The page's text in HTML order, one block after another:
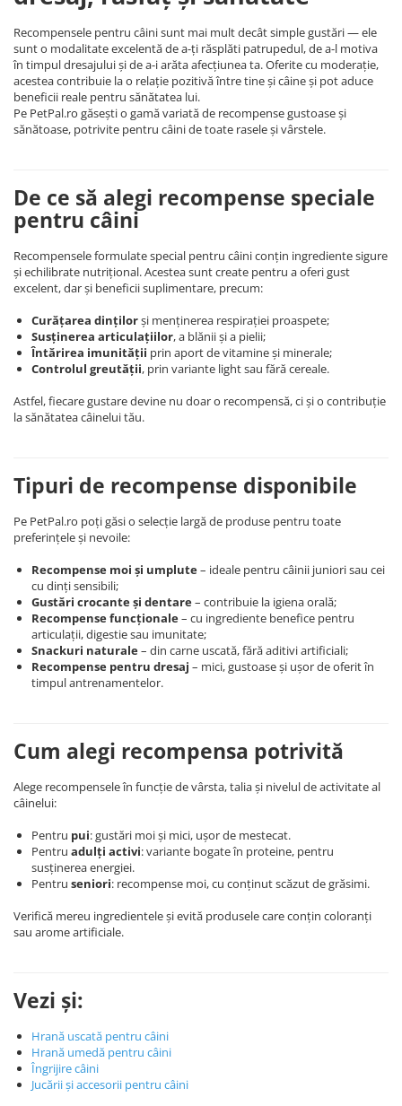
Recompensele pentru câini sunt mai mult decât simple gustări — ele
sunt o modalitate excelentă de a-ți răsplăti patrupedul, de a-l motiva
în timpul dresajului și de a-i arăta afecțiunea ta. Oferite cu moderație,
acestea contribuie la o relație pozitivă între tine și câine și pot aduce
beneficii reale pentru sănătatea lui.
Pe PetPal.ro găsești o gamă variată de recompense gustoase și
sănătoase, potrivite pentru câini de toate rasele și vârstele.
De ce să alegi recompense speciale
pentru câini
Recompensele formulate special pentru câini conțin ingrediente sigure
și echilibrate nutrițional. Acestea sunt create pentru a oferi gust
excelent, dar și beneficii suplimentare, precum:
Curățarea dințilorși menținerea respirației proaspete;
Susținerea articulațiilor, a blănii și a pielii;
Întărirea imunității prin aport de vitamine și minerale;
Controlul greutății, prin variante light sau fără cereale.
Astfel, fiecare gustare devine nu doar o recompensă, ci și o contribuție
la sănătatea câinelui tău.
Tipuri de recompense disponibile
Pe PetPal.ro poți găsi o selecție largă de produse pentru toate
preferințele și nevoile:
Recompense moi și umplute– ideale pentru câinii juniori sau cei
cu dinți sensibili;
Gustări crocante și dentare– contribuie la igiena orală;
Recompense funcționale– cu ingrediente benefice pentru
articulații, digestie sau imunitate;
Snackuri naturale– din carne uscată, fără aditivi artificiali;
Recompense pentru dresaj – mici, gustoase și ușor de oferit în
timpul antrenamentelor.
Cum alegi recompensa potrivită
Alege recompensele în funcție de vârsta, talia și nivelul de activitate al
câinelui:
Pentru pui: gustări moi și mici, ușor de mestecat.
Pentru adulți activi: variante bogate în proteine, pentru
susținerea energiei.
Pentru seniori: recompense moi, cu conținut scăzut de grăsimi.
Verifică mereu ingredientele și evită produsele care conțin coloranți
sau arome artificiale.
Vezi și:
Hrană uscată pentru câini
Hrană umedă pentru câini
Îngrijire câini
Jucării și accesorii pentru câini